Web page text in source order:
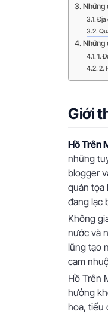
Những
Địa
Những
1.
2.
Giới
Hồ Trên
những
blogger
quán tọa
đang lạc
Không
nước và
lũng tạo
cam
Hồ Trên
hưởng
hoa, tiểu